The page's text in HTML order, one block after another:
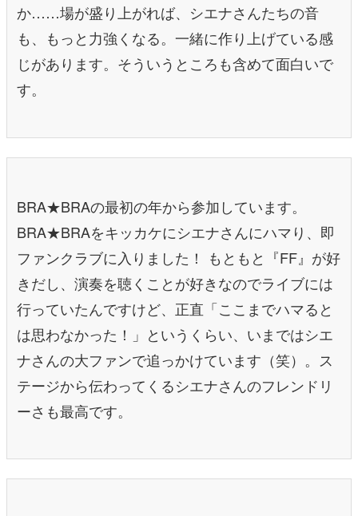
か……場が盛り上がれば、シエナさんたちの音
も、もっと力強くなる。一緒に作り上げている感
じがあります。そういうところも含めて面白いで
す。
BRA★BRAの最初の年から参加しています。
BRA★BRAをキッカケにシエナさんにハマり、即
ファンクラブに入りました！ もともと『FF』が好
きだし、演奏を聴くことが好きなのでライブには
行っていたんですけど、正直「ここまでハマると
は思わなかった！」というくらい、いまではシエ
ナさんの大ファンで追っかけています（笑）。ス
テージから伝わってくるシエナさんのフレンドリ
ーさも最高です。